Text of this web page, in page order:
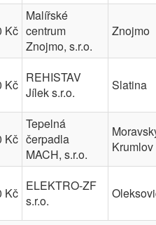
Kč
Malířské
centrum
Znojmo, s.r.o.
Znojmo
Kč REHISTAV
Jílek s.r.o.
Slatina
Kč
Tepelná
čerpadla
MACH, s.r.o.
Krumlov
Kč ELEKTRO-ZF
s.r.o.